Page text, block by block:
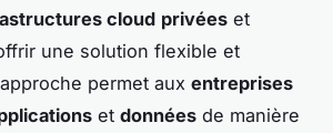
cloud privées et
une solution flexible et
permet aux entreprises
et données de manière